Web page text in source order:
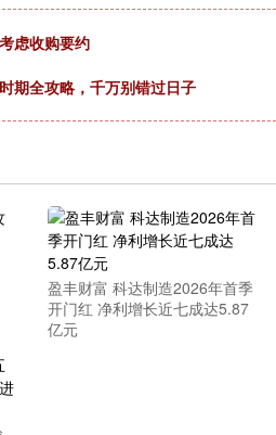
虑收购要约
期全攻略，千万别错过日子
盈丰财富 科达制造2026年首季
开门红 净利增长近七成达5.87
亿元